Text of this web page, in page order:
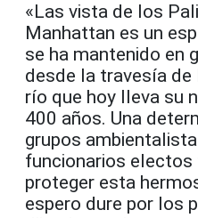
«Las vista de los
Manhattan es un
se ha mantenido en
desde la travesía de
río que hoy lleva su
400 años. Una
grupos
funcionarios electos
proteger esta
espero dure por los